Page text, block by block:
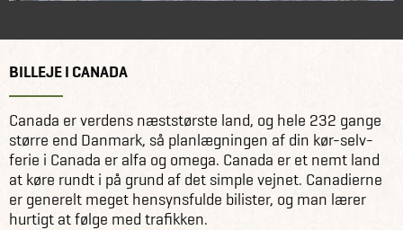
BILLEJE I CANADA
Canada er verdens næststørste land, og hele 232 gange
større end Danmark, så planlægningen af din kør-selv-
ferie i Canada er alfa og omega. Canada er et nemt land
at køre rundt i på grund af det simple vejnet. Canadierne
er generelt meget hensynsfulde bilister, og man lærer
hurtigt at følge med trafikken.